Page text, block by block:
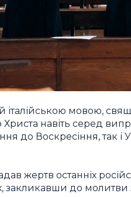
італійською мовою,
навіть серед
до Воскресіння, так і
жертв останніх
закликавши до